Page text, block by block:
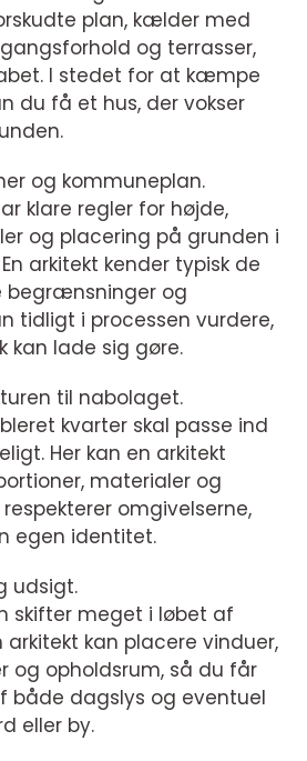
plan, kælder med
og terrasser,
I stedet for at kæmpe
du få et hus, der vokser
og kommuneplan.
klare regler for højde,
og placering på grunden i
arkitekt kender typisk de
begrænsninger og
tidligt i processen vurdere,
kan lade sig gøre.
til nabolaget.
kvarter skal passe ind
Her kan en arkitekt
materialer og
omgivelserne,
egen identitet.
udsigt.
skifter meget i løbet af
arkitekt kan placere vinduer,
og opholdsrum, så du får
både dagslys og eventuel
eller by.